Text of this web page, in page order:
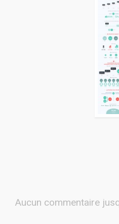
Aucun commentaire